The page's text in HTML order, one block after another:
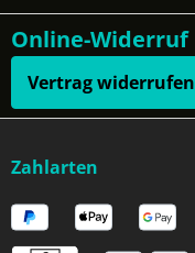
Online-Widerruf
Vertrag widerrufen
Zahlarten